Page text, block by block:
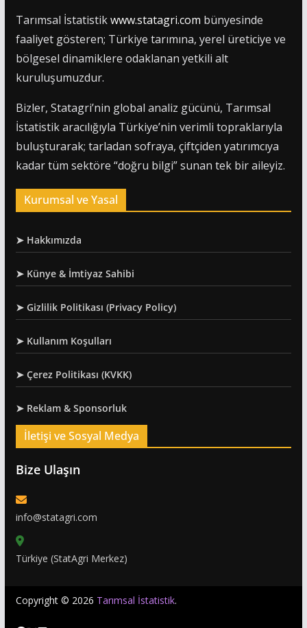
Tarımsal İstatistikwww.statagri.com bünyesinde
faaliyet gösteren; Türkiye tarımına, yerel üreticiye ve
bölgesel dinamiklere odaklanan yetkili alt
kuruluşumuzdur.
Bizler, Statagri’nin global analiz gücünü, Tarımsal
İstatistik aracılığıyla Türkiye’nin verimli topraklarıyla
buluşturarak; tarladan sofraya, çiftçiden yatırımcıya
kadar tüm sektöre “doğru bilgi” sunan tek bir aileyiz.
Kurumsal ve Yasal
➤ Hakkımızda
➤ Künye & İmtiyaz Sahibi
➤ Gizlilik Politikası (Privacy Policy)
➤ Kullanım Koşulları
➤ Çerez Politikası (KVKK)
➤ Reklam & Sponsorluk
İletişi ve Sosyal Medya
Bize Ulaşın
info@statagri.com
Türkiye (StatAgri Merkez)
Copyright © 2026 Tarımsal İstatistik.